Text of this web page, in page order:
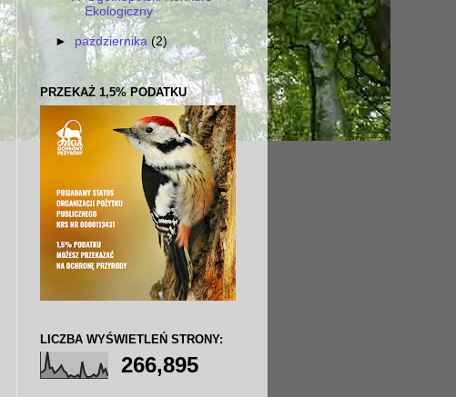
Ekologiczny
► października (2)
PRZEKAŻ 1,5% PODATKU
LICZBA WYŚWIETLEŃ STRONY:
266,895